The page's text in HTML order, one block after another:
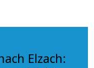
Elzach: